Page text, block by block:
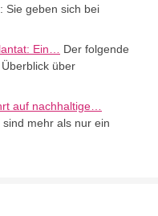
Sie geben sich bei
Ein…
Der folgende
über
auf nachhaltige…
mehr als nur ein